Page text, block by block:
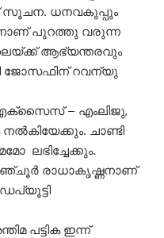
സൂചന. ധനവകുപ്പും
പുറത്തു വരുന്ന
ആഭ്യന്തരവും
ജോസഫിന് റവന്യു
– എംലിജു,
ചാണ്ടി
ലഭിച്ചേക്കും.
രാധാകൃഷ്ണനാണ്
പട്ടിക ഇന്ന്